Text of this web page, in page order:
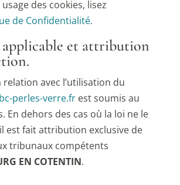
des cookies, lisez
de Confidentialité.
et attribution
avec l’utilisation du
perles-verre.fr est soumis au
En dehors des cas où la loi ne le
est fait attribution exclusive de
tribunaux compétents
EN COTENTIN.